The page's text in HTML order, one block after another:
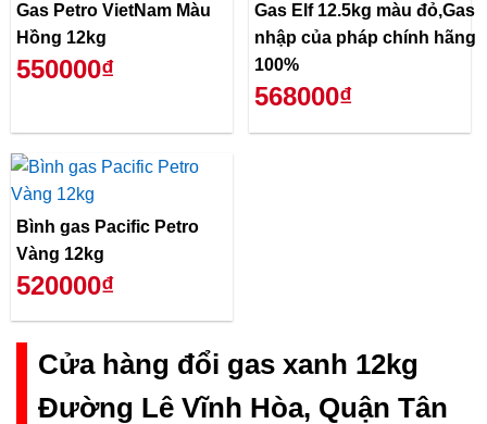
Gas Petro VietNam Màu
Hồng 12kg
550000₫
Gas Elf 12.5kg màu đỏ,Gas
nhập của pháp chính hãng
100%
568000₫
Bình gas Pacific Petro
Vàng 12kg
520000₫
Cửa hàng đổi gas xanh 12kg
Đường Lê Vĩnh Hòa, Quận Tân